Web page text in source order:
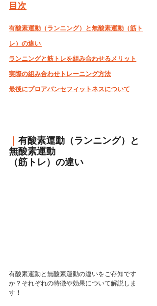
目次
有酸素運動（ランニング）と無酸素運動（筋ト
レ）の違い
ランニングと筋トレを組み合わせるメリット
実際の組み合わせトレーニング方法
最後にプロアバンセフィットネスについて
有酸素運動（ランニング）と
無酸素運動
（筋トレ）の違い
有酸素運動と無酸素運動の違いをご存知です
か？それぞれの特徴や効果について解説しま
す！